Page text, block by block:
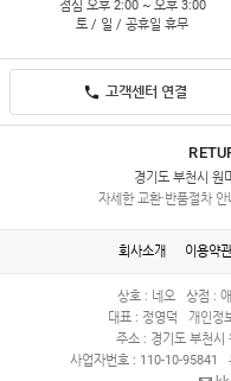
점심 오후 2:00 ~ 오후 3:00
토 / 일 / 공휴일 휴무
고객센터 연결
경기도 부천시 원
자세한 교환·반품절차
회사소개 이용약관
상호 : 네오 상점 :
대표 : 정영덕
개인정
주소 : 경기도 부천시
사업자번호 : 110-10-95841